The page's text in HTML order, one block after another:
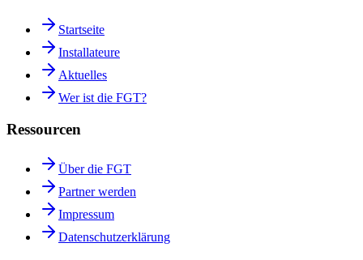
Startseite
Installateure
Aktuelles
Wer ist die FGT?
Ressourcen
Über die FGT
Partner werden
Impressum
Datenschutzerklärung